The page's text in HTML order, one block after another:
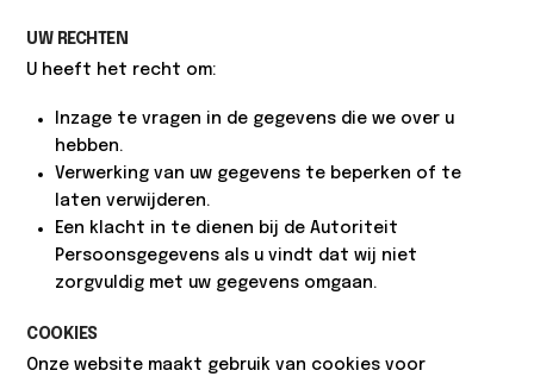
UW RECHTEN
U heeft het recht om:
Inzage te vragen in de gegevens die we over u
hebben.
Verwerking van uw gegevens te beperken of te
laten verwijderen.
Een klacht in te dienen bij de Autoriteit
Persoonsgegevens alsu vindt dat wij niet
zorgvuldig met uw gegevens omgaan.
COOKIES
Onze website maakt gebruik van cookies voor